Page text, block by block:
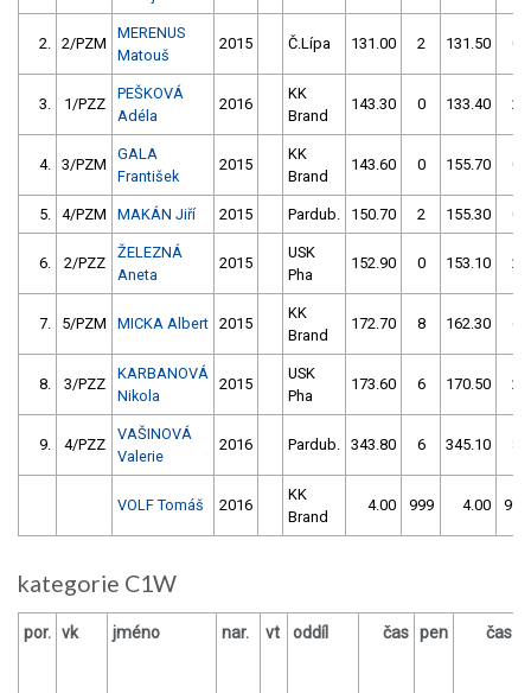
2. 2/PZM
MERENUS
Matouš
2015 Č.Lípa 131.00 2 131.50 0
3. 1/PZZ
PEŠKOVÁ
Adéla
2016
KK
Brand
143.30 0 133.40 2
4. 3/PZM
GALA
František
2015
KK
Brand
143.60 0 155.70 0
5. 4/PZM MAKÁN Jiří 2015 Pardub. 150.70 2 155.30 0
6. 2/PZZ
ŽELEZNÁ
Aneta
2015
USK
Pha
152.90 0 153.10 2
7. 5/PZM MICKA Albert 2015
KK
Brand
172.70 8 162.30 6
8. 3/PZZ
KARBANOVÁ
Nikola
2015
USK
Pha
173.60 6 170.50 2
9. 4/PZZ
VAŠINOVÁ
Valerie
2016 Pardub. 343.80 6 345.10 8
VOLF Tomáš 2016
KK
Brand
4.00 999 4.00 999
kategorie C1W
por. vk jméno nar. vt oddíl čas pen čas